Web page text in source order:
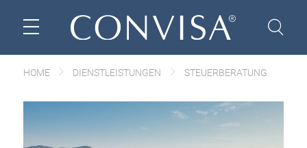
HOME DIENSTLEISTUNGEN STEUERBERATUNG